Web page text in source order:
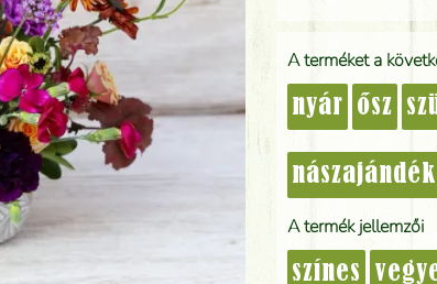
A terméket a
nyár ősz
nászajándék
A termék jellemzői
színes